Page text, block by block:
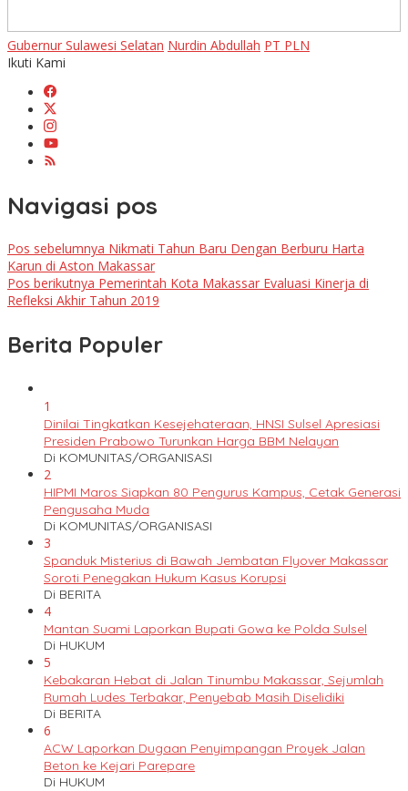
Gubernur Sulawesi Selatan Nurdin Abdullah PT PLN
Ikuti Kami
Navigasi pos
Pos sebelumnya Nikmati Tahun Baru Dengan Berburu Harta
Karun di Aston Makassar
Pos berikutnya Pemerintah Kota Makassar Evaluasi Kinerja di
Refleksi Akhir Tahun 2019
Berita Populer
1
Dinilai Tingkatkan Kesejehateraan, HNSI Sulsel Apresiasi
Presiden Prabowo Turunkan Harga BBM Nelayan
Di KOMUNITAS/ORGANISASI
2
HIPMI Maros Siapkan 80 Pengurus Kampus, Cetak Generasi
Pengusaha Muda
Di KOMUNITAS/ORGANISASI
3
Spanduk Misterius di Bawah Jembatan Flyover Makassar
Soroti Penegakan Hukum Kasus Korupsi
Di BERITA
4
Mantan Suami Laporkan Bupati Gowa ke Polda Sulsel
Di HUKUM
5
Kebakaran Hebat di Jalan Tinumbu Makassar, Sejumlah
Rumah Ludes Terbakar, Penyebab Masih Diselidiki
Di BERITA
6
ACW Laporkan Dugaan Penyimpangan Proyek Jalan
Beton ke Kejari Parepare
Di HUKUM